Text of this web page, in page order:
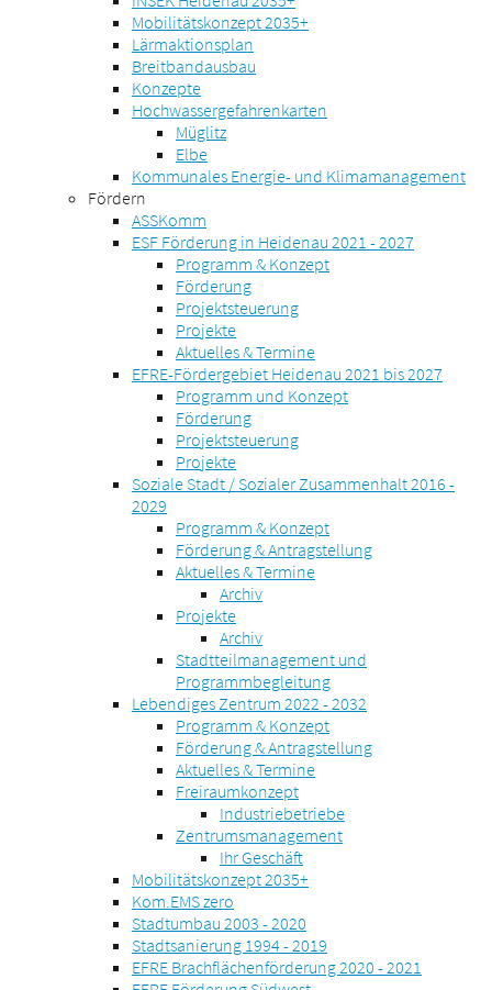
Mobilitätskonzept 2035+
Lärmaktionsplan
Breitbandausbau
Konzepte
Hochwassergefahrenkarten
Müglitz
Elbe
Kommunales Energie- und Klimamanagement
Fördern
ASSKomm
ESF Förderung in Heidenau 2021 - 2027
Programm & Konzept
Förderung
Projektsteuerung
Projekte
Aktuelles & Termine
EFRE-Fördergebiet Heidenau 2021 bis 2027
Programm und Konzept
Förderung
Projektsteuerung
Projekte
Soziale Stadt / Sozialer Zusammenhalt 2016 -
2029
Programm & Konzept
Förderung & Antragstellung
Aktuelles & Termine
Archiv
Projekte
Archiv
Stadtteilmanagement und
Programmbegleitung
Lebendiges Zentrum 2022 - 2032
Programm & Konzept
Förderung & Antragstellung
Aktuelles & Termine
Freiraumkonzept
Industriebetriebe
Zentrumsmanagement
Ihr Geschäft
Mobilitätskonzept 2035+
Kom.EMS zero
Stadtumbau 2003 - 2020
Stadtsanierung 1994 - 2019
EFRE Brachflächenförderung 2020 - 2021